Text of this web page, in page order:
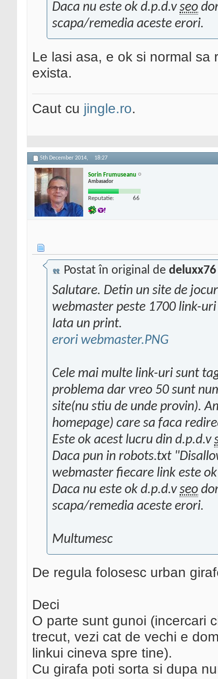
Daca nu este ok d.p.d.vseo
scapa/remedia aceste erori.
Le lasi asa, e ok si normal
exista.
Caut cu jingle.ro.
5th December 2014, 18:27
Sorin Frumuseanu
Ambasador
Reputatie: 66
Postat în original de deluxx76
Salutare. Detin un site de
webmaster peste 1700 link-
Iata un print.
erori webmaster.PNG
Cele mai multe link-uri sunt
problema dar vreo 50 sunt
site(nu stiu de unde provin).
homepage) care sa faca
Este ok acest lucru din d.p.d.v
Daca pun in robots.txt
webmaster fiecare link este
Daca nu este ok d.p.d.vseo
scapa/remedia aceste erori.
Multumesc
De regula folosesc urban
Deci
O parte sunt gunoi (incercari
trecut, vezi cat de vechi e
linkui cineva spre tine).
Cu girafa poti sorta si dupa